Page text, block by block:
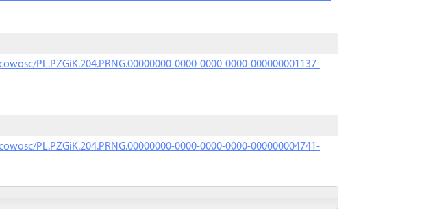
PL.PZGiK.204.PRNG.00000000-0000-0000-0000-000000001137-
PL.PZGiK.204.PRNG.00000000-0000-0000-0000-000000004741-